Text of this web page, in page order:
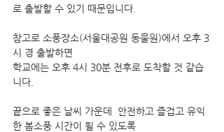
로 출발할 수 있기 때문입니다.
참고로 소풍장소(서울대공원 동물원)에서 오후 3
시 경 출발하면
학교에는 오후 4시 30분 전후로 도착할 것 같습
니다.
끝으로 좋은 날씨 가운데  안전하고 즐겁고 유익
한 봄소풍 시간이 될 수 있도록